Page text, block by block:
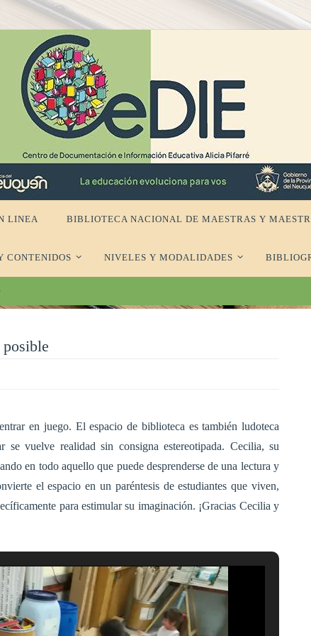
LINEA BIBLIOTECA NACIONAL DE MAESTRAS Y
CONTENIDOS NIVELES Y MODALIDADES
en juego. El espacio de biblioteca es también ludoteca
vuelve realidad sin consigna estereotipada. Cecilia, su
en todo aquello que puede desprenderse de una lectura y
el espacio en un paréntesis de estudiantes que viven,
para estimular su imaginación. ¡Gracias Cecilia y